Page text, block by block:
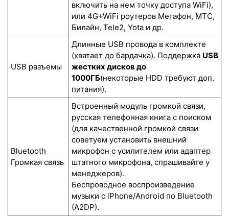
включить на нем точку доступа WiFi),
или 4G+WiFi роутеров Мегафон, МТС,
Билайн, Tele2, Yota и др.
USB разъемы
Длинные USB провода в комплекте
(хватает до бардачка). Поддержка USB
жестких дисков до
1000ГБ(некоторые HDD требуют доп.
питания).
Bluetooth
Громкая связь
Встроенный модуль громкой связи,
русская телефонная книга с поиском
(для качественной громкой связи
советуем установить внешний
микрофон с усилителем или адаптер
штатного микрофона, спрашивайте у
менеджеров).
Беспроводное воспроизведение
музыки с iPhone/Android по Bluetooth
(A2DP).